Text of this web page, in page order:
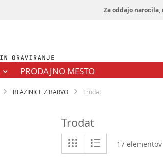
Za oddajo
PRODAJNO MESTO
BLAZINICE Z BARVO Trodat
Trodat
Prikaži
kot
Mreža Seznam
17elementov